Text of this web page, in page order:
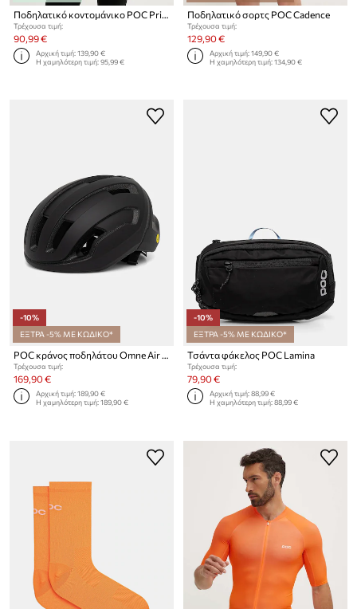
Ποδηλατικό κοντομάνικο POC Pristine
Τρέχουσα τιμή:
90,99 €
Αρχική τιμή:139,90 €
Η χαμηλότερη τιμή:95,99 €
Ποδηλατικό σορτς POC Cadence
Τρέχουσα τιμή:
129,90 €
Αρχική τιμή:149,90 €
Η χαμηλότερη τιμή:134,90 €
-10%
ΕΞΤΡΑ -5% ΜΕ ΚΩΔΙΚΟ*
POC κράνος ποδηλάτου Omne Air MIPS
Τρέχουσα τιμή:
169,90 €
Αρχική τιμή:189,90 €
Η χαμηλότερη τιμή:189,90 €
-10%
ΕΞΤΡΑ -5% ΜΕ ΚΩΔΙΚΟ*
Τσάντα φάκελος POC Lamina
Τρέχουσα τιμή:
79,90 €
Αρχική τιμή:88,99 €
Η χαμηλότερη τιμή:88,99 €